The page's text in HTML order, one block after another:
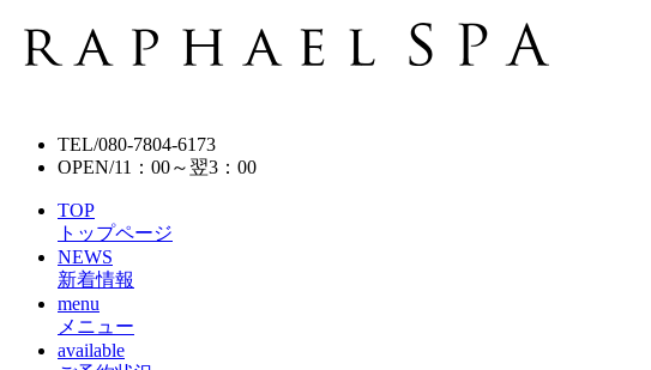
TEL/080-7804-6173
OPEN/11：00～翌3：00
TOP
トップページ
NEWS
新着情報
menu
メニュー
available